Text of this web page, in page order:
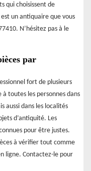
qui choisissent de
un antiquaire que vous
N’hésitez pas à le
par
fort de plusieurs
à toutes les personnes dans
aussi dans les localités
d’antiquité. Les
pour être justes.
à vérifier tout comme
ligne. Contactez-le pour